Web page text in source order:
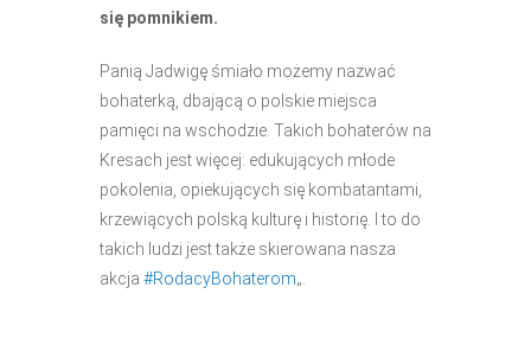
się pomnikiem.
Panią Jadwigę śmiało możemy nazwać
bohaterką, dbającą o polskie miejsca
pamięci na wschodzie. Takich bohaterów na
Kresach jest więcej: edukujących młode
pokolenia, opiekujących się kombatantami,
krzewiących polską kulturę i historię. I to do
takich ludzi jest także skierowana nasza
akcja #RodacyBohaterom„.